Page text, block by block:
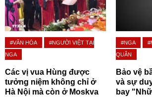
#VĂN HÓA
#NGƯỜI VIỆT TẠI
NGA
Các vị vua Hùng được
tưởng niệm không chỉ ở
Hà Nội mà còn ở Moskva
#NGA
QUÂN
Bảo vệ
và sự
bay